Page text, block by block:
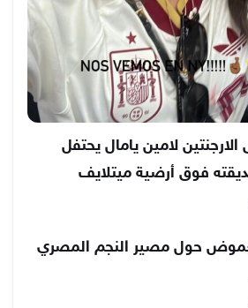
لامين يامال يحتفل
فوق أرضية ميتلايف
حول مصير النجم المصري